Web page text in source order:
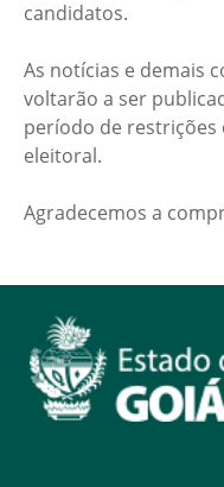
candidatos.
As notícias e demais
voltarão a ser
período de restrições
eleitoral.
Agradecemos a